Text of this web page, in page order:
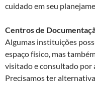
cuidado em seu
Centros de
Algumas instituições
espaço físico, mas
visitado e consultado por
Precisamos ter